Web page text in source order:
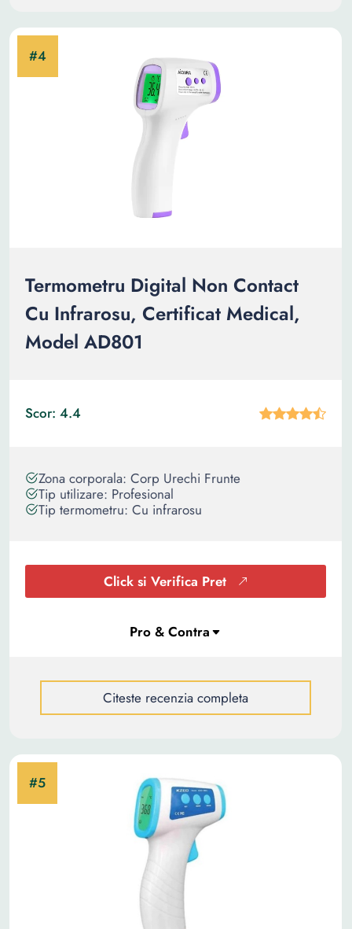
Termometru Digital Non Contact
Cu Infrarosu, Certificat Medical,
Model AD801
Scor: 4.4
Zona corporala: Corp Urechi Frunte
Tip utilizare: Profesional
Tip termometru: Cu infrarosu
Click si Verifica Pret
Citeste recenzia completa